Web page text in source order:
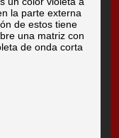
la parte externa
de estos tiene
una matriz con
de onda corta